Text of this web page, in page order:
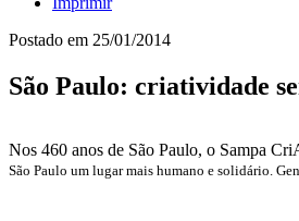
Postado em 25/01/2014
São Paulo: criatividade
Nos 460 anos de São Paulo, o Sampa
São Paulo um lugar mais humano e solidário.